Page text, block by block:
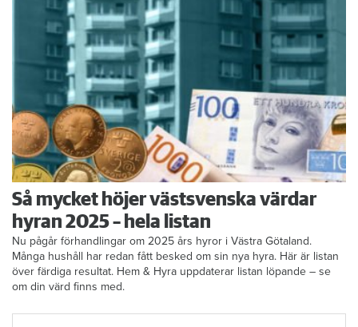
Så mycket höjer västsvenska värdar
hyran 2025 – hela listan
Nu pågår förhandlingar om 2025 års hyror i Västra Götaland.
Många hushåll har redan fått besked om sin nya hyra. Här är listan
över färdiga resultat. Hem & Hyra uppdaterar listan löpande – se
om din värd finns med.